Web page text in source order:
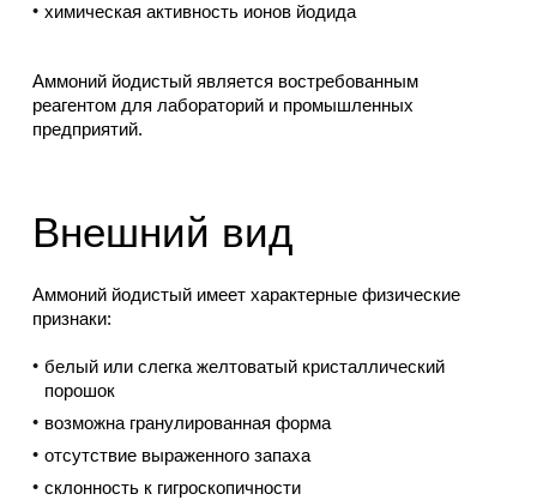
химическая активность ионов йодида
Аммоний йодистый является востребованным
реагентом для лабораторий и промышленных
предприятий.
Внешний вид
Аммоний йодистый имеет характерные физические
признаки:
белый или слегка желтоватый кристаллический
порошок
возможна гранулированная форма
отсутствие выраженного запаха
склонность к гигроскопичности